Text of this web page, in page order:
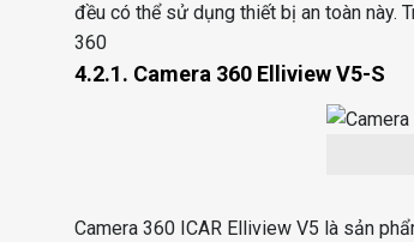
đều có thể sử dụng thiết bị an toàn này.
360
4.2.1. Camera 360 Elliview V5-S
Camera 360 ICAR Elliview V5 là sản